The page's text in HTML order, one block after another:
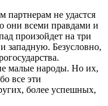
партнерам не удастся
они всеми правдами и
произойдет на три
западную. Безусловно,
малые народы. Но их,
все эти
более успешных,